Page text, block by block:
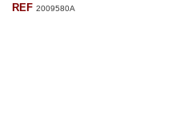
REF 2009580A